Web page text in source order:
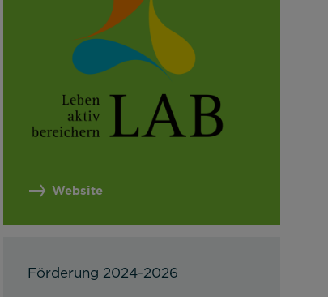
Website
Förderung 2024-2026
zu machen sowie Zugriffe auf